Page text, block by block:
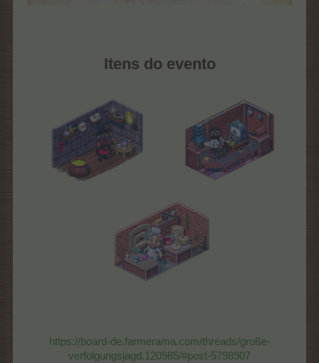
Itens do evento
https://board-de.farmerama.com/threads/große-
verfolgungsjagd.120985/#post-5798907